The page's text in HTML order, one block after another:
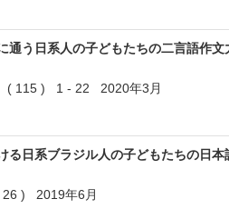
通う日系人の子どもたちの二言語作文
( 115 ) 1 - 22 2020年3月
る日系ブラジル人の子どもたちの日本
) 2019年6月